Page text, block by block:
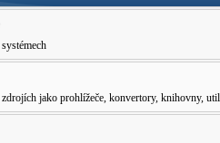
jako prohlížeče, konvertory, knihovny,